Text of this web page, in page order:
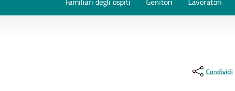
Condividi